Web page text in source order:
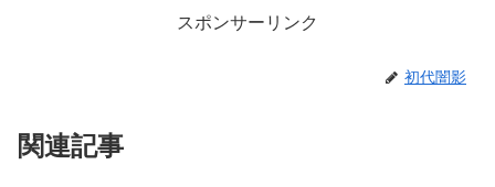
スポンサーリンク
初代闇影
関連記事